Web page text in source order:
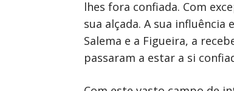
lhes fora confiada. Com
sua alçada. A sua
Salema e a Figueira, a
passaram a estar a si